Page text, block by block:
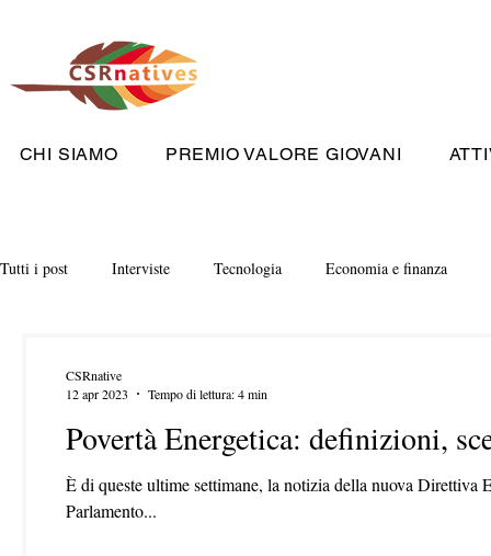
CHI SIAMO PREMIO VALORE GIOVANI
Tutti i post Interviste Tecnologia Economia e finanza
Povertà Energetica: definizioni,
È di queste ultime settimane, la notizia della nuova
Parlamento...
CSRnative
12 apr 2023
Tempo di lettura: 4 min